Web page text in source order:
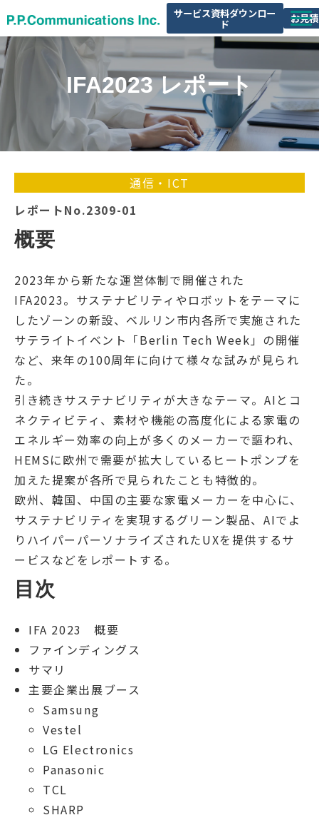
サービス資料ダウンロー
ド お見
サービス一覧
レポート
セミナー情報
会社概要
IFA2023 レポート
通信・ICT
レポートNo.2309-01
概要
2023年から新たな運営体制で開催された
IFA2023。サステナビリティやロボットをテーマに
したゾーンの新設、ベルリン市内各所で実施された
サテライトイベント「Berlin Tech Week」の開催
など、来年の100周年に向けて様々な試みが見られ
た。
引き続きサステナビリティが大きなテーマ。AIとコ
ネクティビティ、素材や機能の高度化による家電の
エネルギー効率の向上が多くのメーカーで謳われ、
HEMSに欧州で需要が拡大しているヒートポンプを
加えた提案が各所で見られたことも特徴的。
欧州、韓国、中国の主要な家電メーカーを中心に、
サステナビリティを実現するグリーン製品、AIでよ
りハイパーパーソナライズされたUXを提供するサ
ービスなどをレポートする。
目次
IFA 2023 概要
ファインディングス
サマリ
主要企業出展ブース
Samsung
Vestel
LG Electronics
Panasonic
TCL
SHARP